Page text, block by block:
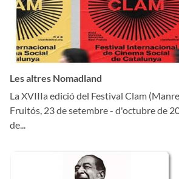
Les altres Nomadland
La XVIIIa edició del Festival Clam
Fruitós, 23 de setembre - d'octubre de
de...